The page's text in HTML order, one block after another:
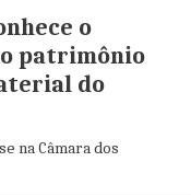
o
patrimônio
do
na Câmara dos